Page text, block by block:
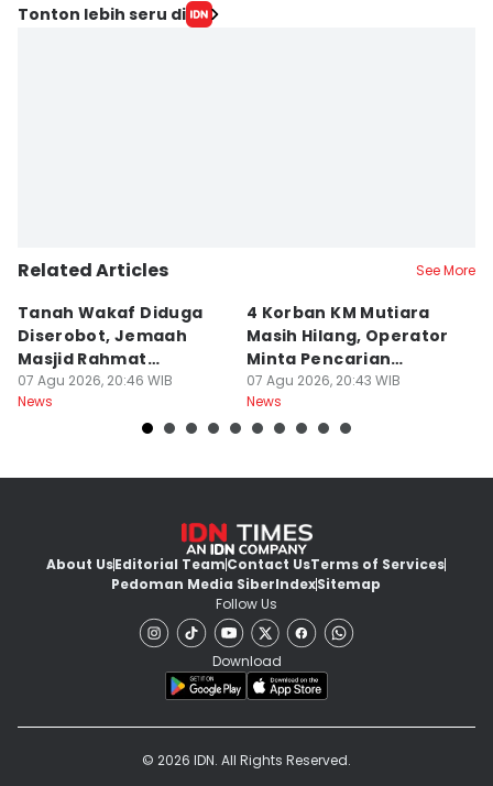
Editor
Tonton lebih seru di
Related Articles See More
Tanah Wakaf Diduga
Diserobot, Jemaah
Masjid Rahmat
Surabaya Protes
07 Agu 2026, 20:46 WIB
News
4 Korban KM Mutiara
Masih Hilang, Operator
Minta Pencarian
Dilanjut
07 Agu 2026, 20:43 WIB
News
About UsEditorial TeamContact UsTerms of Services
Pedoman Media SiberIndexSitemap
Follow Us
Download
© 2026 IDN. All Rights Reserved.